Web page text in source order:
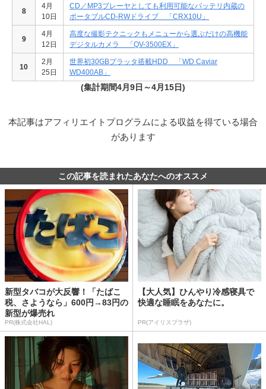
(集計期間4月9日～4月15日)
8
4月
10日
CD／MP3プレーヤとしても利用可能なバッテリ内蔵の
ポータブルCD-RWドライブ 「CRX10U」
9
4月
12日
高度な撮影テクニックもメニューから選ぶだけの高機能
デジタルカメラ 「QV-3500EX」
10
2月
25日
世界初30GBプラッタ搭載HDD 「WD Caviar
WD400AB」
本記事はアフィリエイトプログラムによる収益を得ている場合
があります
この記事を読まれたあなたへのオススメ
新型タバコが大反響！「たばこ
税、さようなら」600円→83円の
新型が爆売れ
PR(株式会社HAL)
【大人気】ひんやり冷感寝具で
快適な睡眠をあなたに。
PR(アイリスプラザ)